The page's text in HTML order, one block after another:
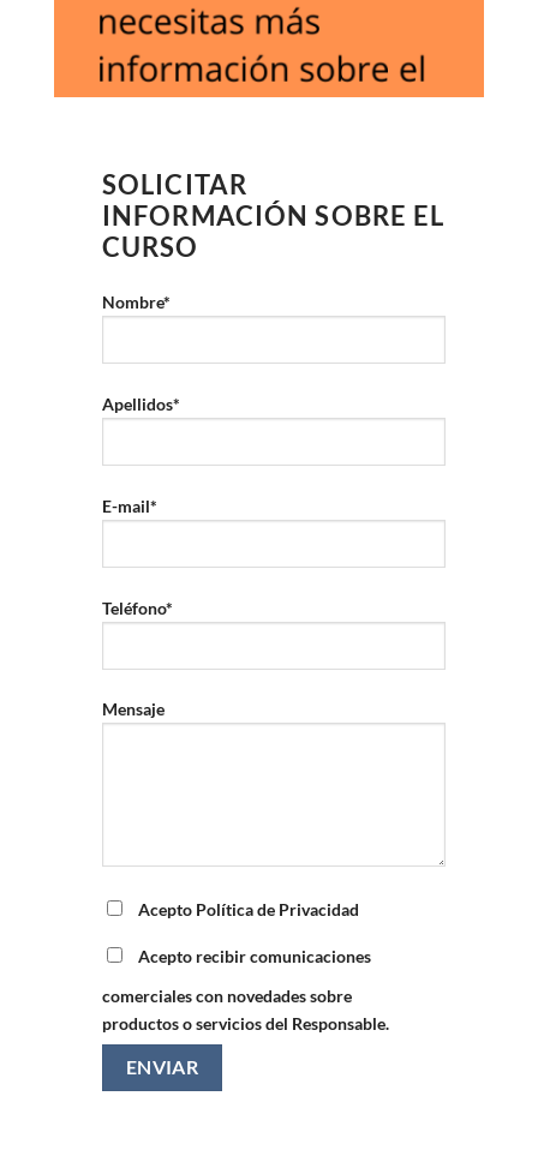
SOLICITAR
INFORMACIÓN SOBRE EL
CURSO
Nombre*
Apellidos*
E-mail*
Teléfono*
Mensaje
Acepto Política de Privacidad
Acepto recibir comunicaciones
comerciales con novedades sobre
productos o servicios del Responsable.